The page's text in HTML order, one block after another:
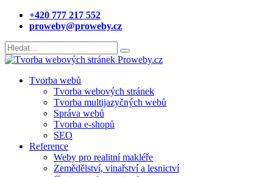
+420 777 217 552
proweby@proweby.cz
Tvorba webů
Tvorba webových stránek
Tvorba multijazyčných webů
Správa webů
Tvorba e-shopů
SEO
Reference
Weby pro realitní makléře
Zemědělství, vinařství a lesnictví